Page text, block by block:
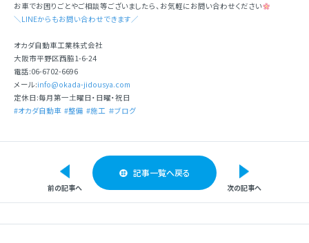
お車でお困りごとやご相談等ございましたら、お気軽にお問い合わせください
＼LINEからもお問い合わせできます／
オカダ自動車工業株式会社
大阪市平野区西脇1-6-24
電話:06-6702-6696
メール:info@okada-jidousya.com
定休日:毎月第一土曜日・日曜・祝日
#オカダ自動車 #整備 #施工 ＃ブログ
前の記事へ
記事一覧へ戻る
次の記事へ